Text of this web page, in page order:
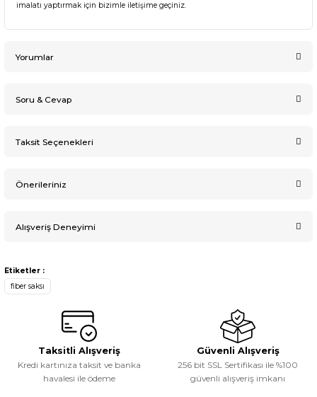
imalatı yaptırmak için bizimle iletişime geçiniz.
Yorumlar
Soru & Cevap
Taksit Seçenekleri
Önerileriniz
Bu ürünün fiyat bilgisi, resim, ürün açıklamalarında ve diğer
Görüş ve önerileriniz için teşekkür ederiz.
Ürün açıklamasında eksik bilgiler bulunuyor.
Ürün bilgilerinde hatalar bulunuyor.
Ürün fiyatı diğer sitelerden daha pahalı.
Bu ürüne benzer farklı alternatifler olmalı.
Alışveriş Deneyimi
Etiketler :
fiber saksı
Taksitli Alışveriş
Kredi kartınıza taksit ve banka
havalesi ile ödeme
Güvenli Alışveriş
256 bit SSL Sertifikası ile %100
güvenli alışveriş imkanı